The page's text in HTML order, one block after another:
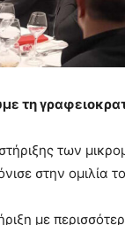
τη
των
στην
με